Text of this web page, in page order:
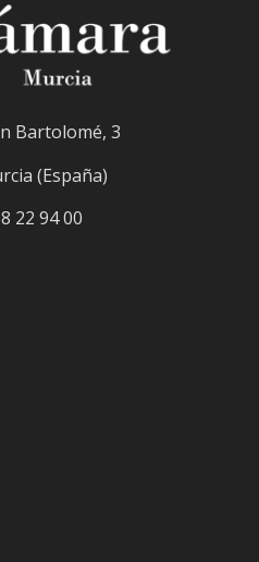
Bartolomé, 3
(España)
22 94 00